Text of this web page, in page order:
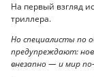
На первый взгляд
триллера.
Но специалисты по
предупреждают:
внезапно — и мир